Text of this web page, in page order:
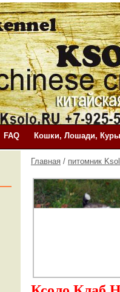
FAQ Кошки, Лошади,
Главная / питомник